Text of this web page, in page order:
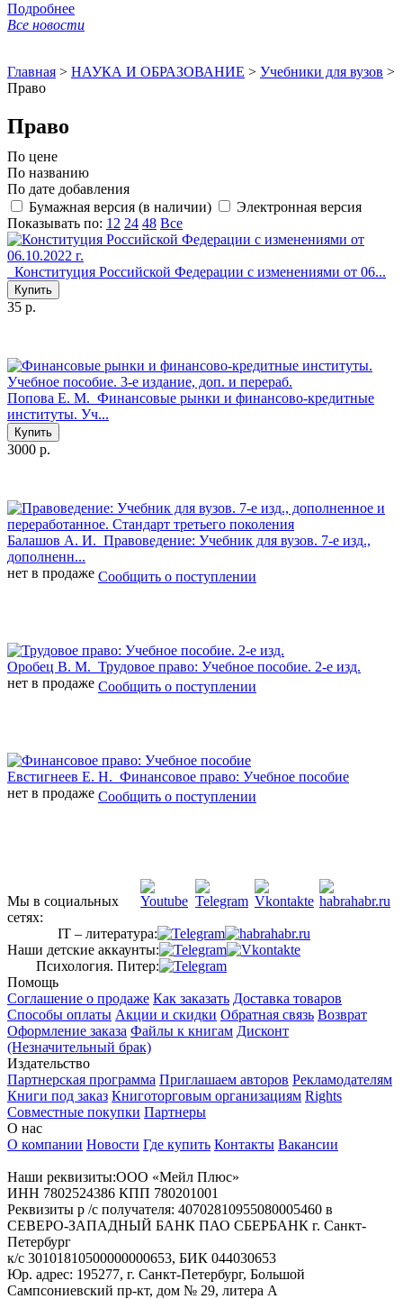
Подробнее
Все новости
Главная > НАУКА И ОБРАЗОВАНИЕ > Учебники для вузов >
Право
Право
По цене
По названию
По дате добавления
Бумажная версия (в наличии)
Электронная версия
Показывать по: 12 24 48 Все
Конституция Российской Федерации с изменениями от 06...
Купить
35 р.
Попова Е. М. Финансовые рынки и финансово-кредитные
институты. Уч...
Купить
3000 р.
Балашов А. И. Правоведение: Учебник для вузов. 7-е изд.,
дополненн...
нет в продаже Сообщить о поступлении
Оробец В. М. Трудовое право: Учебное пособие. 2-е изд.
нет в продаже Сообщить о поступлении
Евстигнеев Е. Н. Финансовое право: Учебное пособие
нет в продаже Сообщить о поступлении
Мы в социальных
сетях:
IT – литература:
Наши детские аккаунты:
Психология. Питер:
Помощь
Соглашение о продаже Как заказать Доставка товаров
Способы оплаты Акции и скидки Обратная связь Возврат
Оформление заказа Файлы к книгам Дисконт
(Незначительный брак)
Издательство
Партнерская программа Приглашаем авторов Рекламодателям
Книги под заказ Книготорговым организациям Rights
Совместные покупки Партнеры
О нас
О компании Новости Где купить Контакты Вакансии
Наши реквизиты:ООО «Мейл Плюс»
ИНН 7802524386 КПП 780201001
Реквизиты р /с получателя: 40702810955080005460 в
СЕВЕРО-ЗАПАДНЫЙ БАНК ПАО СБЕРБАНК г. Санкт-
Петербург
к/с 30101810500000000653, БИК 044030653
Юр. адрес: 195277, г. Санкт-Петербург, Большой
Сампсониевский пр-кт, дом № 29, литера А